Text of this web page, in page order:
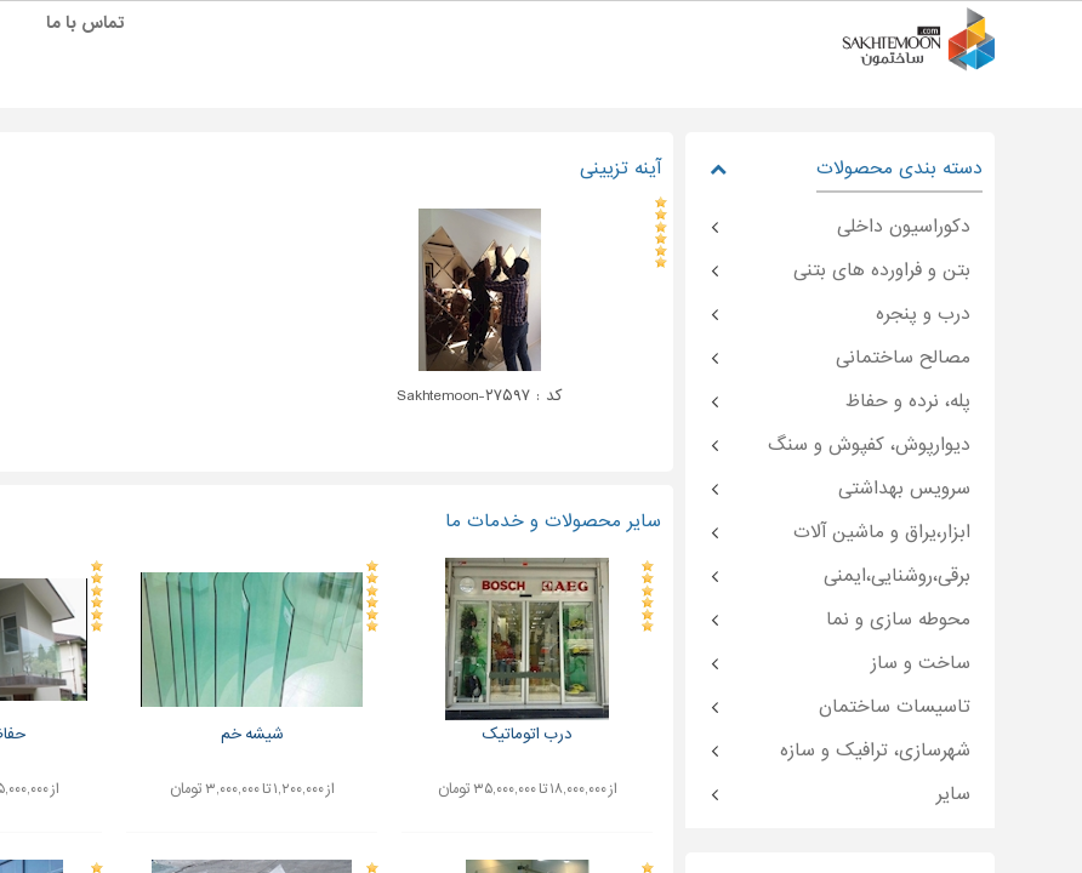
تماس با ما
آینه تزیینی
کد : Sakhtemoon-۲۷۵۹۷
سایر محصولات و خدمات ما
درب اتوماتیک
از ۱۸,۰۰۰,۰۰۰ تا ۳۵,۰۰۰,۰۰۰ تومان
شیشه خم
از ۱,۲۰۰,۰۰۰ تا ۳,۰۰۰,۰۰۰ تومان از ۵,۰۰۰,۰۰۰ تا ۱۰,۰۰۰,۰۰۰ تومان
دسته بندی محصولات
دکوراسیون داخلی
بتن و فراورده های بتنی
درب و پنجره
مصالح ساختمانی
پله، نرده و حفاظ
دیوارپوش، کفپوش و سنگ
سرویس بهداشتی
ابزار،یراق و ماشین آلات
برقی،روشنایی،ایمنی
محوطه سازی و نما
ساخت و ساز
تاسیسات ساختمان
شهرسازی، ترافیک و سازه
سایر